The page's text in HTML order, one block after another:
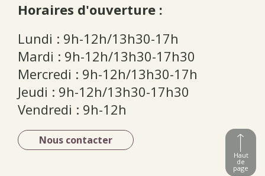
Horaires d'ouverture :
Lundi : 9h-12h/13h30-17h
Mardi : 9h-12h/13h30-17h30
Mercredi : 9h-12h/13h30-17h
Jeudi : 9h-12h/13h30-17h30
Vendredi : 9h-12h
Nous contacter
Haut
de
page